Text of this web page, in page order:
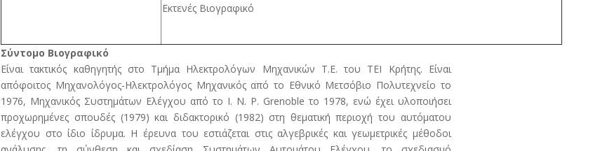
Εκτενές Βιογραφικό
Σύντομο Βιογραφικό
Είναι τακτικός καθηγητής στο Τμήμα Ηλεκτρολόγων Μηχανικών Τ.Ε. του ΤΕΙ Κρήτης. Είναι
απόφοιτος Μηχανολόγος-Ηλεκτρολόγος Μηχανικός από το Εθνικό Μετσόβιο Πολυτεχνείο το
1976, Μηχανικός Συστημάτων Ελέγχου από το I. N. P. Grenoble το 1978, ενώ έχει υλοποιήσει
προχωρημένες σπουδές (1979) και διδακτορικό (1982) στη θεματική περιοχή του αυτόματου
ελέγχου στο ίδιο ίδρυμα. Η έρευνα του εστιάζεται στις αλγεβρικές και γεωμετρικές μέθοδοι